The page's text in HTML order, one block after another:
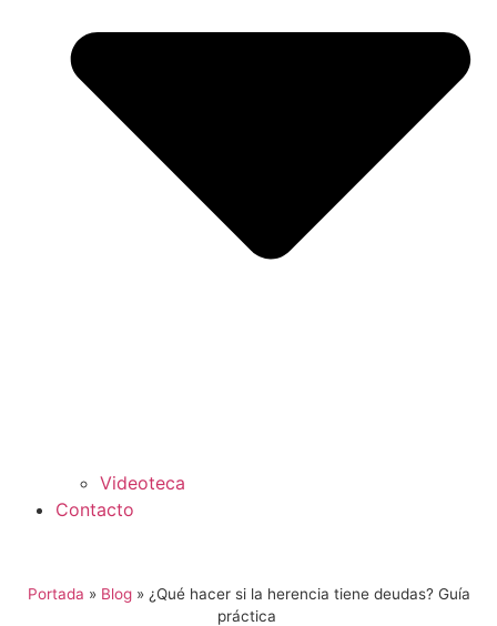
Videoteca
Contacto
Portada » Blog» ¿Qué hacer si la herencia tiene deudas? Guía
práctica